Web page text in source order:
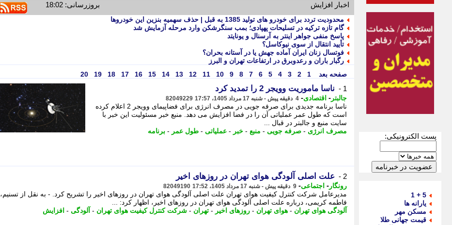
پست الکترونیکی:
5 + 1
یارانه ها
مسکن مهر
قیمت جهانی طلا
اخبار افزایش بروزرسانی: 18:02
محدودیت تردد برای خودرو های تولید 1385 به قبل | حذف سهمیه بنزین این خودروها
گام تازه ترکیه در تسلیحات پهپادی؛ بمب سنگرشکن وارد مرحله آزمایش شد
پاسخ منفی جواهر اینتر به آرسنال و یونایتد
تأیید انتقال از سوی نیوکاسل؟
فوتسال زنان ایران آماده جهش یا در آستانه بحران؟
رگبار باران و رعدوبرق در ارتفاعات تهران و البرز
صفحه بعد
1
2
3
4
5
6
7
8
9
10
11
12
13
14
15
16
17
18
19
20
1 - ناسا ماموریت وویجر 2 را تمدید کرد
جالبتر - اقتصادی- 4 دقیقه پیش - شنبه 17 مرداد 1405، 17:57 82049229
ناسا برنامه جدیدی برای صرفه جویی در مصرف انرژی برای فضاپیمای وویجر 2 اعلام کرده
است که طول عمر عملیاتی آن را در فضا افزایش می دهد. منبع خبر مسئولیت این خبر با
سایت منبع و جالبتر در قبال ...
مصرف انرژی - صرفه جویی - منبع - خبر - عملیاتی - طول عمر - برنامه
2 - علت اصلی آلودگی هوای تهران در روزهای اخیر
رونگار - اجتماعی- 9 دقیقه پیش - شنبه 17 مرداد 1405، 17:52 82049190
مدیرعامل شرکت کنترل کیفیت هوای تهران علت اصلی آلودگی هوای تهران در روزهای اخیر را تشریح کرد. - به نقل از تسنیم،
فاطمه کریمی، درباره علت اصلی آلودگی هوای تهران در روزهای اخیر، اظهار کرد: ...
آلودگی هوای تهران - هوای تهران - روزهای اخیر - تهران - شرکت کنترل کیفیت هوای تهران - آلودگی - افزایش